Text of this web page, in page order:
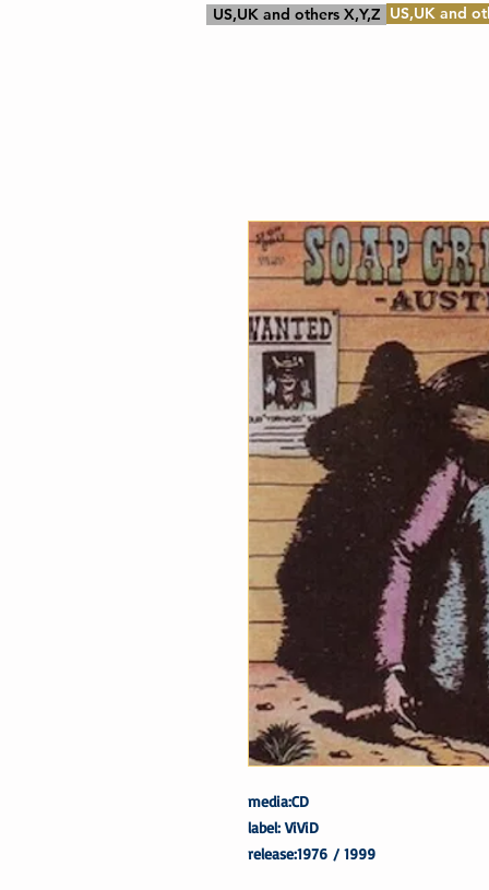
US,UK and others X,Y,Z US,UK and
media:CD
label: ViViD
release:1976 / 1999